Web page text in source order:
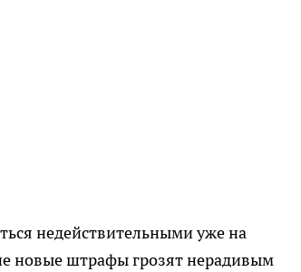
недействительными уже на
новые штрафы грозят нерадивым